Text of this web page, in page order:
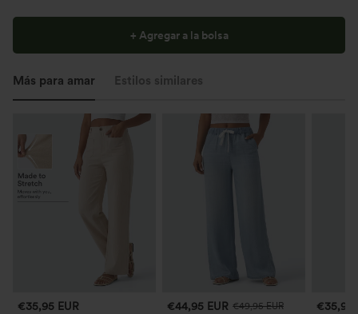
+ Agregar a la bolsa
Más para amar Estilos similares
€35,95 EUR €44,95 EUR €49,95 EUR
€35,95